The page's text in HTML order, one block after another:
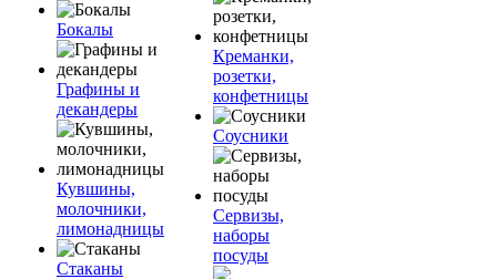
Бокалы
Графины и
декандеры
Кувшины,
молочники,
лимонадницы
Стаканы
Креманки,
розетки,
конфетницы
Соусники
Сервизы,
наборы
посуды